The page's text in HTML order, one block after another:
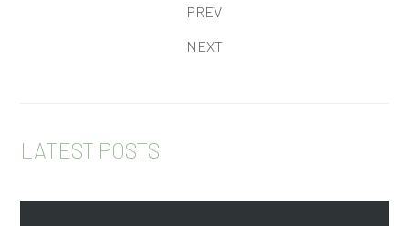
PREV
NEXT
LATEST POSTS